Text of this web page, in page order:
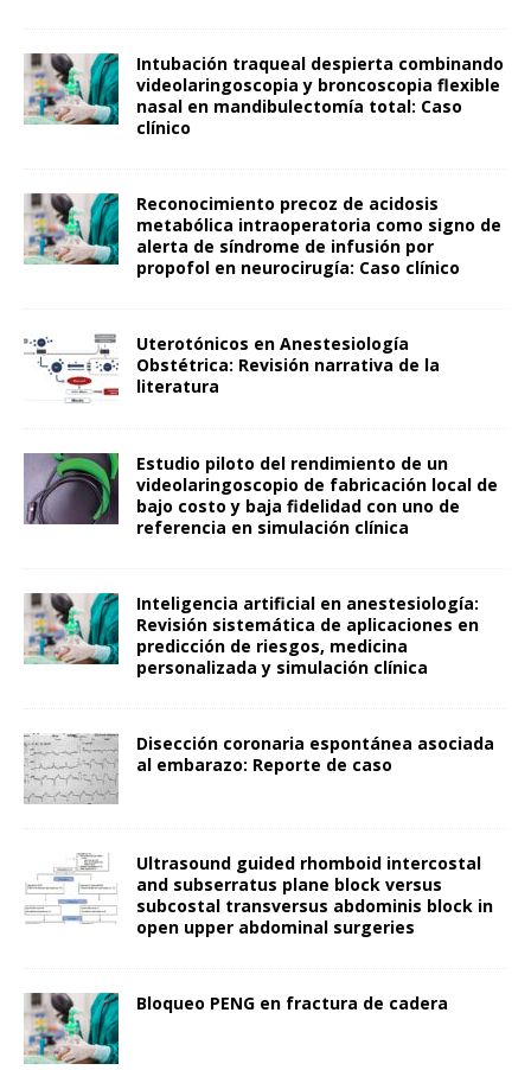
Intubación traqueal despierta combinando
videolaringoscopia y broncoscopia flexible
nasal en mandibulectomía total: Caso
clínico
Reconocimiento precoz de acidosis
metabólica intraoperatoria como signo de
alerta de síndrome de infusión por
propofol en neurocirugía: Caso clínico
Uterotónicos en Anestesiología
Obstétrica: Revisión narrativa de la
literatura
Estudio piloto del rendimiento de un
videolaringoscopio de fabricación local de
bajo costo y baja fidelidad con uno de
referencia en simulación clínica
Inteligencia artificial en anestesiología:
Revisión sistemática de aplicaciones en
predicción de riesgos, medicina
personalizada y simulación clínica
Disección coronaria espontánea asociada
al embarazo: Reporte de caso
Ultrasound guided rhomboid intercostal
and subserratus plane block versus
subcostal transversus abdominis block in
open upper abdominal surgeries
Bloqueo PENG en fractura de cadera